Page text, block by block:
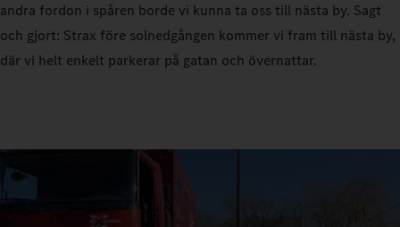
andra fordon i spåren borde vi kunna ta oss till nästa by. Sagt
och gjort: Strax före solnedgången kommer vi fram till nästa by,
där vi helt enkelt parkerar på gatan och övernattar.